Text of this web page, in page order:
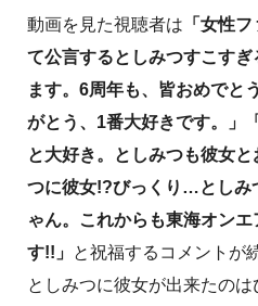
動画を見た視聴者は 「女性
て公言するとしみつすこす
ます。6周年も、皆おめでと
がとう、1番大好きです。」
と大好き。としみつも彼女
つに彼女!?びっくり…としみ
ゃん。これからも東海オン
す!!」 と祝福するコメントが
としみつに彼女が出来たの